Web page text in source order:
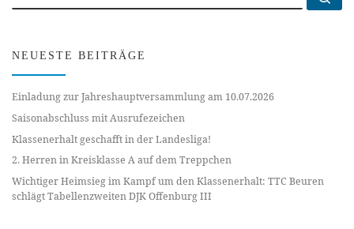
NEUESTE BEITRÄGE
Einladung zur Jahreshauptversammlung am 10.07.2026
Saisonabschluss mit Ausrufezeichen
Klassenerhalt geschafft in der Landesliga!
2. Herren in Kreisklasse A auf dem Treppchen
Wichtiger Heimsieg im Kampf um den Klassenerhalt: TTC Beuren
schlägt Tabellenzweiten DJK Offenburg III